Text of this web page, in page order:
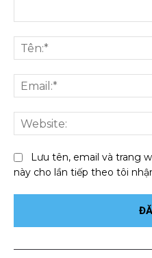
luận:
Lưu tên, email và trang
này cho lần tiếp theo tôi